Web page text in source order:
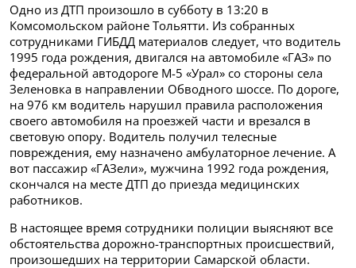
Одно из ДТП произошло в субботу в 13:20 в
Комсомольском районе Тольятти. Из собранных
сотрудниками ГИБДД материалов следует, что водитель
1995 года рождения, двигался на автомобиле «ГАЗ» по
федеральной автодороге М-5 «Урал» со стороны села
Зеленовка в направлении Обводного шоссе. По дороге,
на 976 км водитель нарушил правила расположения
своего автомобиля на проезжей части и врезался в
световую опору. Водитель получил телесные
повреждения, ему назначено амбулаторное лечение. А
вот пассажир «ГАЗели», мужчина 1992 года рождения,
скончался на месте ДТП до приезда медицинских
работников.
В настоящее время сотрудники полиции выясняют все
обстоятельства дорожно-транспортных происшествий,
произошедших на территории Самарской области.